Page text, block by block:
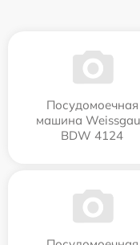
Посудомоечная
машина
BDW 4124